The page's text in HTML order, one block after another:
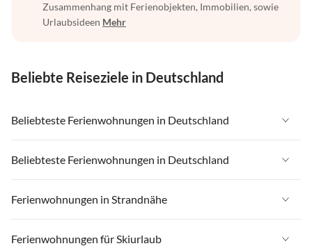
Zusammenhang mit Ferienobjekten, Immobilien, sowie
Urlaubsideen Mehr
Beliebte Reiseziele in Deutschland
Beliebteste Ferienwohnungen in Deutschland
Ferienwohnungen in Deutschland
Ferienwohnungen in Ostsee
Ferienwohnungen in Nordsee
Beliebteste Ferienwohnungen in Deutschland
Ferienwohnungen in Deutschland
Ferienwohnungen in Ostsee
Ferienwohnungen in Strandnähe
Ferienwohnungen in Strandnähe in Deutschland
Ferienwohnungen für Skiurlaub